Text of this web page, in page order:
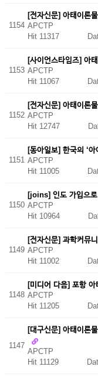
1154
[전자신문] 아태이론
APCTP
Hit 11317
1153
[사이언스타임즈] 아
APCTP
Hit 11067
1152
[전자신문] 아태이론
APCTP
Hit 12747
1151
[동아일보] 한국의 ‘아
APCTP
Hit 11005
1150
[joins] 인도 가입으로
APCTP
Hit 10964
1149
[전자신문] 과학커뮤
APCTP
Hit 11002
1148
[미디어 다음] 포항 아
APCTP
Hit 11205
1147
[대구신문] 아태이론
APCTP
Hit 11129